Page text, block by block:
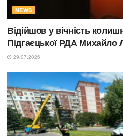
NEWS
Відійшов у вічність
Підгаєцької РДА Михайло
29.07.2026